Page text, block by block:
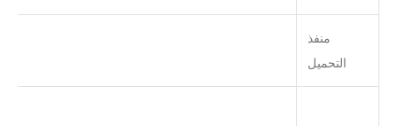
منفذ
التحميل